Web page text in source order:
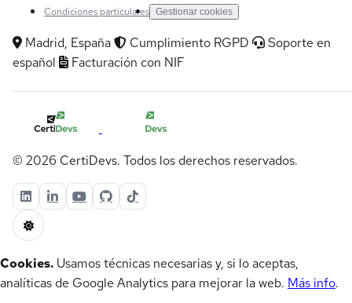
Condiciones particulares Gestionar cookies
Madrid, España Cumplimiento RGPD
Soporte en
español
Facturación con NIF
© 2026 CertiDevs. Todos los derechos reservados.
Cookies. Usamos técnicas necesarias y, si lo aceptas,
analíticas de Google Analytics para mejorar la web. Más info.